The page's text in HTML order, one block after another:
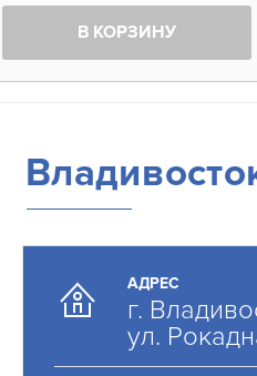
В КОРЗИНУ
АДРЕС
г.
ул.